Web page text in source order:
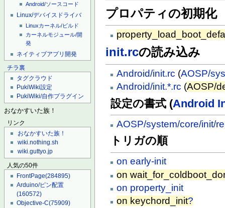
Android/ソースコード
Linux/デバイスドライバ
Linuxカーネル/ビルド
カーネルモジュール/開
発
ネイティブアプリ開発
チラ裏
タグクラウド
PukiWiki設定
PukiWiki/自作プラグイン
おなかすいた族！
リンク
おなかすいた族！
wiki.nothing.sh
wiki.guttyo.jp
人気の50件
FrontPage(284895)
Arduino/ピン配置
(160572)
Objective-C(75909)
プロパティの初期化
init.rcの読み込み
Android/init.rc (AOSP/
Android/init.*.rc (AOSP/
設定の書式 (Android
AOSP/system/core/init/
トリガの順
on early-init
on
on property_init
on keychord_init?